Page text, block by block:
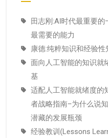
田志刚:AI时代最重要的
最需要的能力
康德:纯粹知识和经验性
面向人工智能的知识就
基
适配人工智能就绪度的
者战略指南–为什么说
潜藏的发展瓶颈
经验教训(Lessons